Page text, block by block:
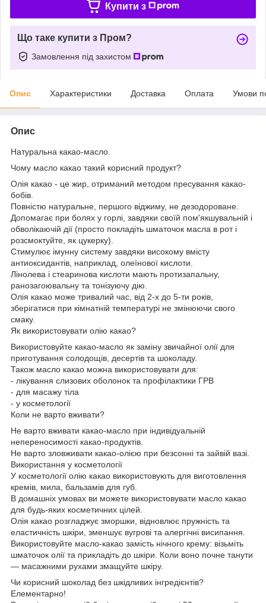
Купити з
Що таке купити з Пром?
Замовлення під захистом
Опис Характеристики Доставка Оплата Умови
Опис
Натуральна какао-масло.
Чому масло какао такий корисний продукт?
Олія какао - це жир, отриманий методом пресування какао-
бобів.
Повністю натуральне, першого віджиму, не дезодороване.
Допомагає при болях у горлі, завдяки своїй пом'якшувальній і
обволікаючій дії (просто покладіть шматочок масла в рот і
розсмоктуйте, як цукерку).
Стимулює імунну систему завдяки високому вмісту
антиоксидантів, наприклад, олеїнової кислоти.
Лінолева і стеаринова кислоти мають протизапальну,
ранозагоювальну та тонізуючу дію.
Олія какао може тривалий час, від 2-х до 5-ти років,
зберігатися при кімнатній температурі не змінюючи свого
смаку.
Як використовувати олію какао?
Використовуйте какао-масло як заміну звичайної олії для
приготування солодощів, десертів та шоколаду.
Також масло какао можна використовувати для:
- лікування слизових оболонок та профілактики ГРВ
- для масажу тіла
- у косметології
Коли не варто вживати?
Не варто вживати какао-масло при індивідуальній
непереносимості какао-продуктів.
Не варто зловживати какао-олією при безсонні та зайвій вазі.
Використання у косметології
У косметології олію какао використовують для виготовлення
кремів, мила, бальзамів для губ.
В домашніх умовах ви можете використовувати масло какао
для будь-яких косметичних цілей.
Олія какао розгладжує зморшки, відновлює пружність та
еластичність шкіри, зменшує вугрові та алергічні висипання.
Використовуйте масло-какао замість нічного крему: візьміть
шматочок олії та прикладіть до шкіри. Коли воно почне танути
— масажними рухами змащуйте шкіру.
Чи корисний шоколад без шкідливих інгредієнтів?
Елементарно!